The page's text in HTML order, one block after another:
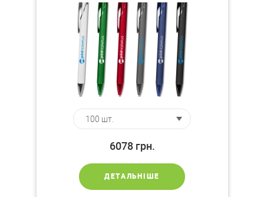
6078 грн.
ДЕТАЛЬНІШЕ